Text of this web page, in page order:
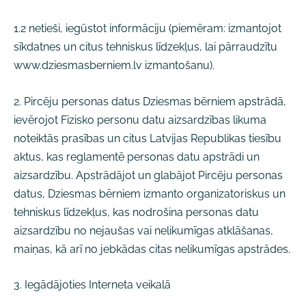
1.2 netieši, iegūstot informāciju (piemēram: izmantojot
sīkdatnes un citus tehniskus līdzekļus, lai pārraudzītu
www.dziesmasberniem.lv izmantošanu).
2. Pircēju personas datus Dziesmas bērniem apstrādā,
ievērojot Fizisko personu datu aizsardzības likuma
noteiktās prasības un citus Latvijas Republikas tiesību
aktus, kas reglamentē personas datu apstrādi un
aizsardzību. Apstrādājot un glabājot Pircēju personas
datus, Dziesmas bērniem izmanto organizatoriskus un
tehniskus līdzekļus, kas nodrošina personas datu
aizsardzību no nejaušas vai nelikumīgas atklāšanas,
maiņas, kā arī no jebkādas citas nelikumīgas apstrādes.
3. Iegādājoties Interneta veikalā